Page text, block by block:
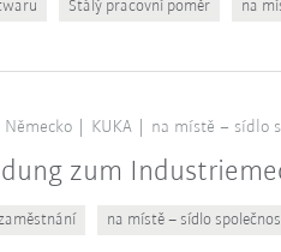
Stálý pracovní poměr na
Německo KUKA na místě – sídlo
zum
na místě – sídlo